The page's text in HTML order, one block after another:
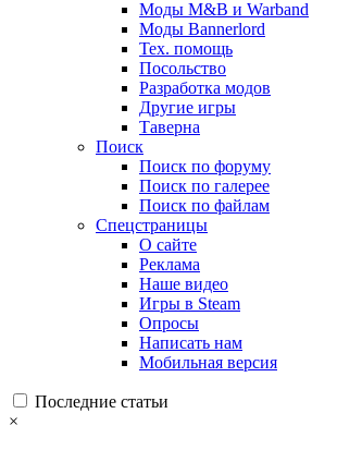
Моды M&B и Warband
Моды Bannerlord
Тех. помощь
Посольство
Разработка модов
Другие игры
Таверна
Поиск
Поиск по форуму
Поиск по галерее
Поиск по файлам
Спецстраницы
О сайте
Реклама
Наше видео
Игры в Steam
Опросы
Написать нам
Мобильная версия
Последние статьи
×